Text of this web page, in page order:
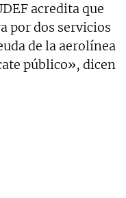
acredita que
por dos servicios
de la aerolínea
público», dicen